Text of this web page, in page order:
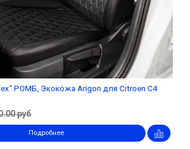
РОМБ, Экокожа Arigon для Citroen C4
руб
Подробнее